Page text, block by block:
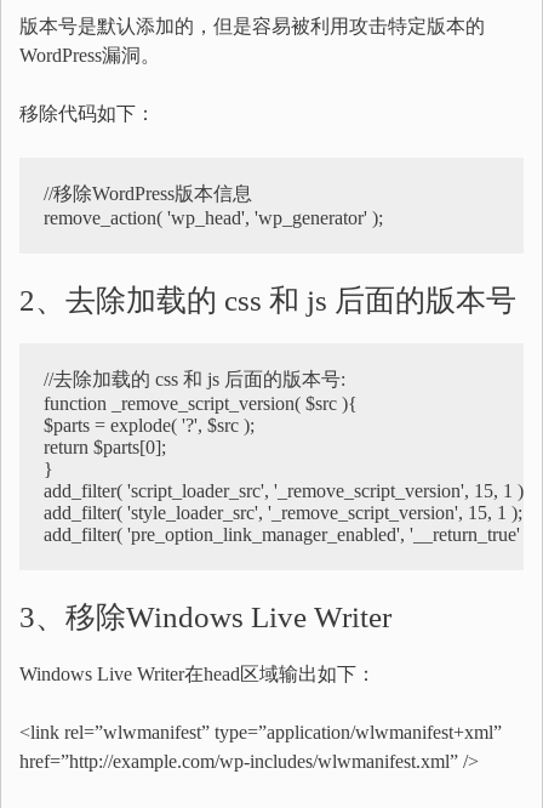
版本号是默认添加的，但是容易被利用攻击特定版本的
WordPress漏洞。
移除代码如下：
//移除WordPress版本信息
remove_action( 'wp_head', 'wp_generator' );
2、去除加载的 css 和 js 后面的版本号
//去除加载的 css 和 js 后面的版本号:
function _remove_script_version( $src ){
$parts = explode( '?', $src );
return $parts[0];
}
add_filter( 'script_loader_src', '_remove_script_version', 15, 1 );
add_filter( 'style_loader_src', '_remove_script_version', 15, 1 );
add_filter( 'pre_option_link_manager_enabled', '__return_true' );
3、移除Windows Live Writer
Windows Live Writer在head区域输出如下：
<link rel=”wlwmanifest” type=”application/wlwmanifest+xml”
href=”http://example.com/wp-includes/wlwmanifest.xml” />